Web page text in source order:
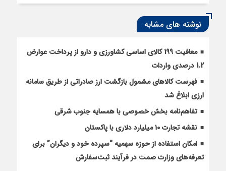
نوشته های مشابه
معافیت 199 کالای اساسی کشاورزی و دارو از پرداخت عوارض
1.2 درصدی واردات
فهرست کالاهای مشمول بازگشت ارز صادراتی از طریق سامانه
ارزی ابلاغ شد
تفاهم‌نامه بخش خصوصی با همسایه جنوب شرقی
نقشه تجارت ۱۰‌ میلیارد دلاری با پاکستان
امکان استفاده از حوزه سهمیه “سپرده خود و دیگران” برای
تعرفه‌های وزارت صمت در فرآیند ثبت‌سفارش